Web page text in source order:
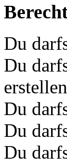
Du
Du
Du
Du
Du